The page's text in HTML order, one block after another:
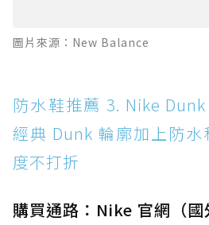
圖片來源：New Balance
防水鞋推薦 3. Nike Dunk
經典 Dunk 輪廓加上防水
度不打折
購買通路：Nike 官網（國